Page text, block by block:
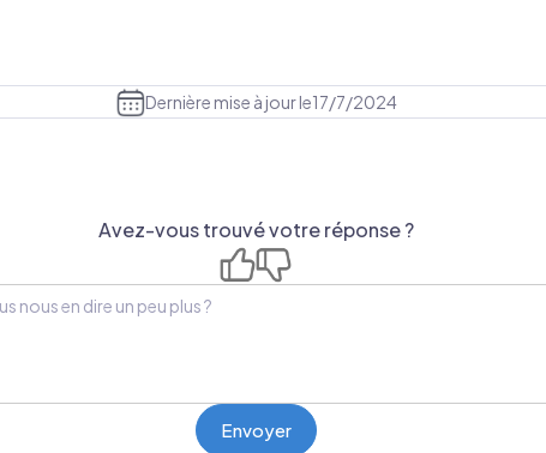
Dernière mise à jour le17/7/2024
Avez-vous trouvé votre réponse ?